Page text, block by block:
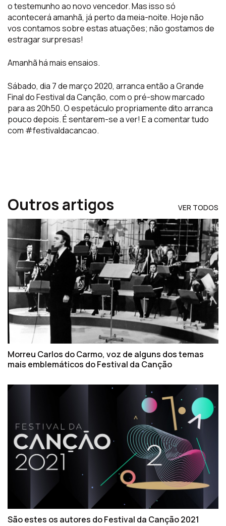
o testemunho ao novo vencedor. Mas isso só
acontecerá amanhã, já perto da meia-noite. Hoje não
vos contamos sobre estas atuações; não gostamos de
estragar surpresas!
Amanhã há mais ensaios.
Sábado, dia 7 de março 2020, arranca então a Grande
Final do Festival da Canção, com o pré-show marcado
para as 20h50. O espetáculo propriamente dito arranca
pouco depois. É sentarem-se a ver! E a comentar tudo
com #festivaldacancao.
Outros artigos VER TODOS
Morreu Carlos do Carmo, voz de alguns dos temas
mais emblemáticos do Festival da Canção
São estes os autores do Festival da Canção 2021